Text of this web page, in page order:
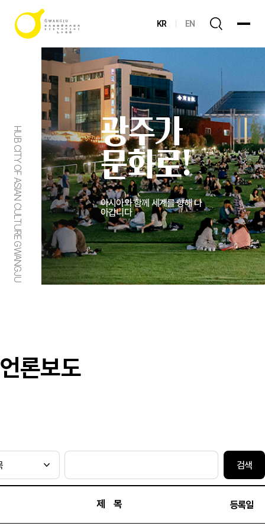
KR EN
HUB CITY OF ASIAN CULTURE GWANGJU
광주가
문화로!
아시아와 함께 세계를 향해 나
아갑니다
언론보도
제 목 등록일
검색